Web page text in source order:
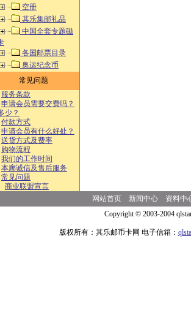
空册
其乐集邮礼品
中国全套专题磁
各国邮票目录
奥运纪念币
常见问题
服务条款
申请会员需要交费吗？
少？
付款方式
申请会员有什么好处？
送货方式及费率
购物流程
我们的工作时间
本廊诚信及售后服务
常见问题
商业联盟宣言
网站首页 新闻中心
资料中
Copyright © 2003-2004
版权所有：其乐邮币卡网 电子信箱：